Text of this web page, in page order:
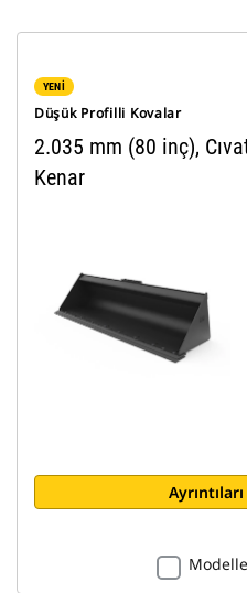
YENİ
Düşük Profilli Kovalar
2.035 mm (80 inç),
Kenar